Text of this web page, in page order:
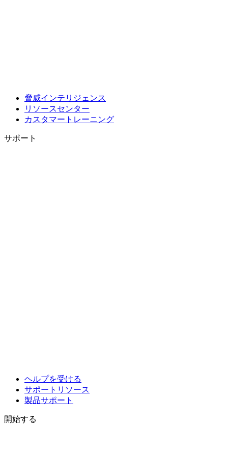
脅威インテリジェンス
リソースセンター
カスタマートレーニング
サポート
ヘルプを受ける
サポートリソース
製品サポート
開始する